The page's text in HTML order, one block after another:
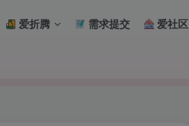
爱折腾 需求提交 爱社区